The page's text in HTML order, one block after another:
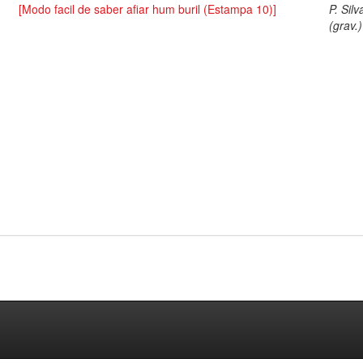
[Modo facil de saber afiar hum buril (Estampa 10)]
P.
(grav.)